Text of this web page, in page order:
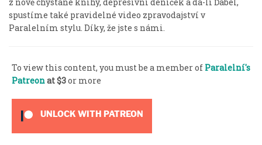
spustíme také pravidelné video zpravodajství v
Paralelním stylu. Díky, že jste s námi.
To view this content, you must be a member of Paralelní's
Patreonat $3or more
UNLOCK WITH PATREON